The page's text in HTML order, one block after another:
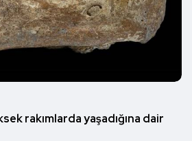
rakımlarda yaşadığına dair